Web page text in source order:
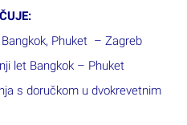
Phuket – Zagreb
Bangkok – Phuket
s doručkom u dvokrevetnim